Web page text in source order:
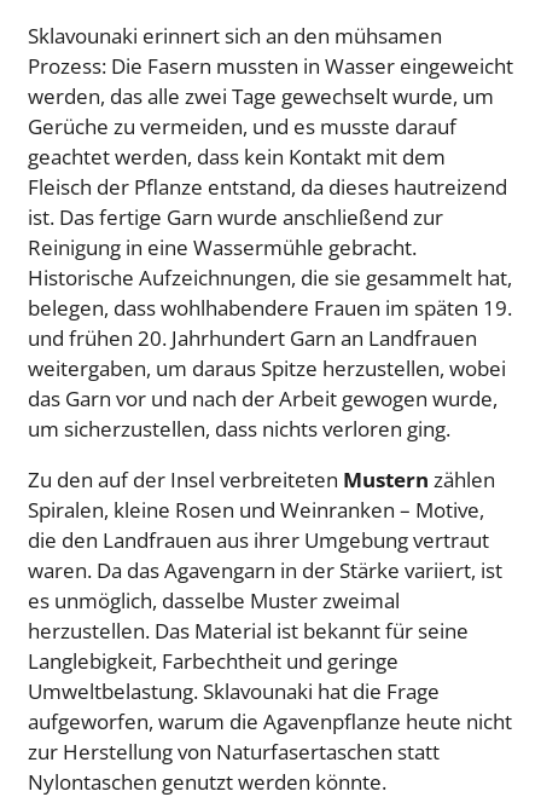
Sklavounaki erinnert sich an den mühsamen
Prozess: Die Fasern mussten in Wasser eingeweicht
werden, das alle zwei Tage gewechselt wurde, um
Gerüche zu vermeiden, und es musste darauf
geachtet werden, dass kein Kontakt mit dem
Fleisch der Pflanze entstand, da dieses hautreizend
ist. Das fertige Garn wurde anschließend zur
Reinigung in eine Wassermühle gebracht.
Historische Aufzeichnungen, die sie gesammelt hat,
belegen, dass wohlhabendere Frauen im späten 19.
und frühen 20. Jahrhundert Garn an Landfrauen
weitergaben, um daraus Spitze herzustellen, wobei
das Garn vor und nach der Arbeit gewogen wurde,
um sicherzustellen, dass nichts verloren ging.
Zu den auf der Insel verbreiteten Mustern zählen
Spiralen, kleine Rosen und Weinranken – Motive,
die den Landfrauen aus ihrer Umgebung vertraut
waren. Da das Agavengarn in der Stärke variiert, ist
es unmöglich, dasselbe Muster zweimal
herzustellen. Das Material ist bekannt für seine
Langlebigkeit, Farbechtheit und geringe
Umweltbelastung. Sklavounaki hat die Frage
aufgeworfen, warum die Agavenpflanze heute nicht
zur Herstellung von Naturfasertaschen statt
Nylontaschen genutzt werden könnte.